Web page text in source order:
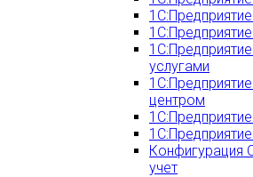
услугами
центром
Конфигурация
учет